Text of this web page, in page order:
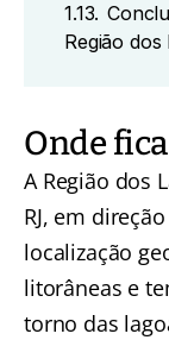
1.13.
Região dos
Onde fica
A Região dos
RJ, em
localização
litorâneas e
torno das